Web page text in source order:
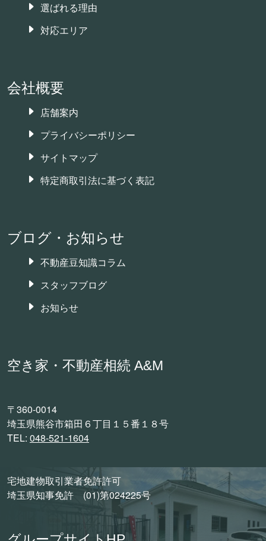
選ばれる理由
対応エリア
会社概要
店舗案内
プライバシーポリシー
サイトマップ
特定商取引法に基づく表記
ブログ・お知らせ
不動産豆知識コラム
スタッフブログ
お知らせ
空き家・不動産相続 A&M
〒360-0014
埼玉県熊谷市箱田６丁目１５番１８号
TEL: 048-521-1604
宅地建物取引業者免許許可
埼玉県知事免許 (01)第024225号